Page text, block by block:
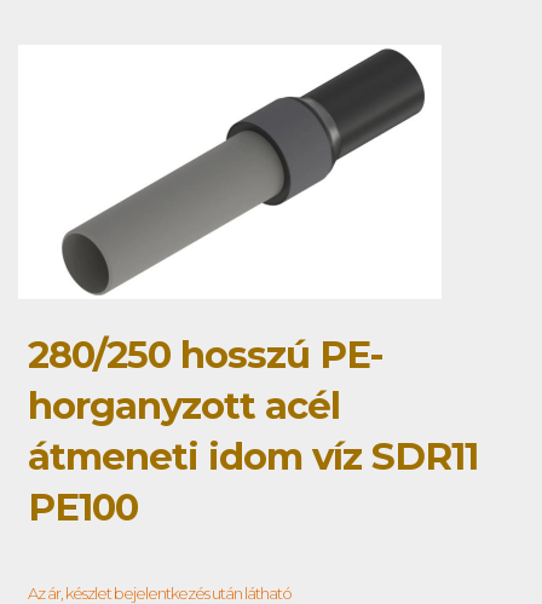
280/250 hosszú PE-
horganyzott acél
átmeneti idom víz SDR11
PE100
Az ár, készlet bejelentkezés után látható